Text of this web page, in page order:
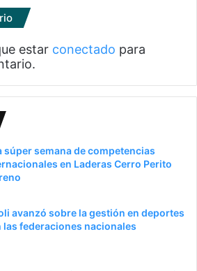
estar conectado para
súper semana de competencias
en Laderas Cerro Perito
avanzó sobre la gestión en deportes
las federaciones nacionales